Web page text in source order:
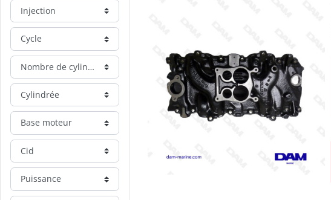
Injection
Cycle
Nombre de cylindre
Cylindrée
Base moteur
Cid
Puissance